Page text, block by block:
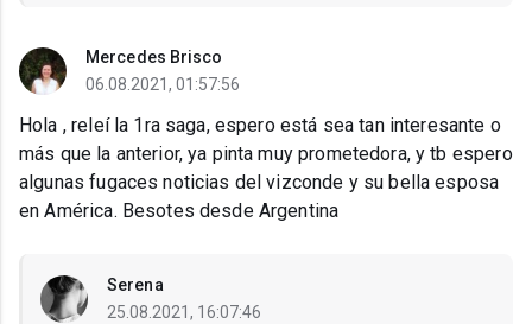
Mercedes Brisco
06.08.2021, 01:57:56
Hola , releí la 1ra saga, espero está sea tan interesante o
más que la anterior, ya pinta muy prometedora, y tb espero
algunas fugaces noticias del vizconde y su bella esposa
en América. Besotes desde Argentina
Serena
25.08.2021, 16:07:46